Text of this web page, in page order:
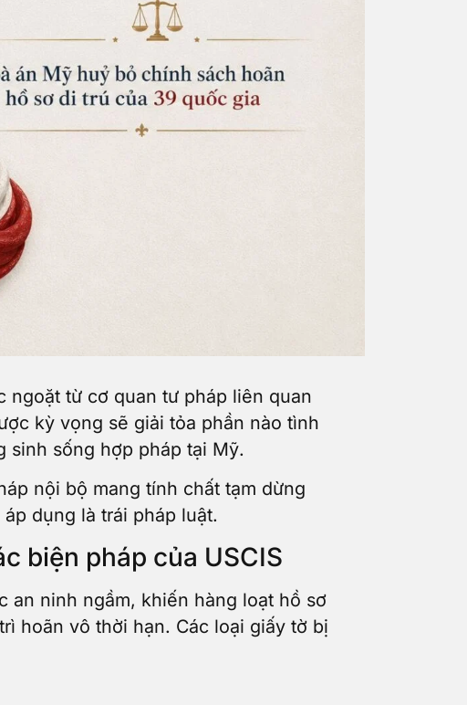
ngoặt từ cơ quan tư pháp liên quan
kỳ vọng sẽ giải tỏa phần nào tình
sinh sống hợp pháp tại Mỹ.
nội bộ mang tính chất tạm dừng
dụng là trái pháp luật.
biện pháp của USCIS
an ninh ngầm, khiến hàng loạt hồ sơ
hoãn vô thời hạn. Các loại giấy tờ bị